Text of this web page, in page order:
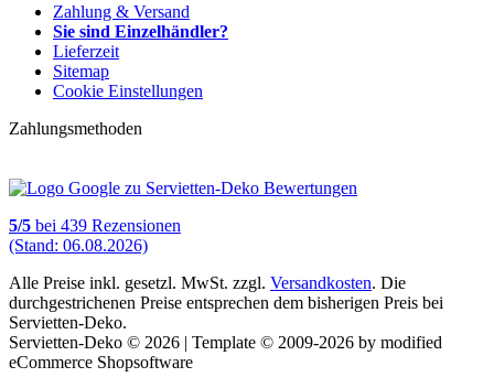
Zahlung & Versand
Sie sind Einzelhändler?
Lieferzeit
Sitemap
Cookie Einstellungen
Zahlungsmethoden
5/5 bei 439 Rezensionen
(Stand: 06.08.2026)
Alle Preise inkl. gesetzl. MwSt. zzgl. Versandkosten. Die
durchgestrichenen Preise entsprechen dem bisherigen Preis bei
Servietten-Deko.
Servietten-Deko © 2026 | Template © 2009-2026 by modified
eCommerce Shopsoftware